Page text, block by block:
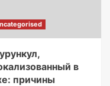
в
причины